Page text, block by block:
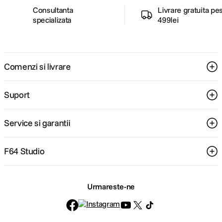
Consultanta
specializata
Livrare gratuita
499lei
Comenzi si livrare
Suport
Service si garantii
F64 Studio
Urmareste-ne